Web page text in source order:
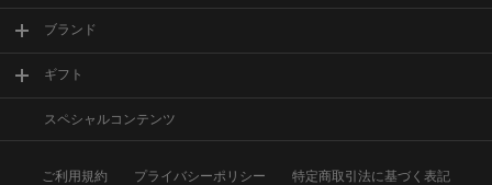
ブランド
ギフト
スペシャルコンテンツ
ご利用規約 プライバシーポリシー
特定商取引法に基づく表記